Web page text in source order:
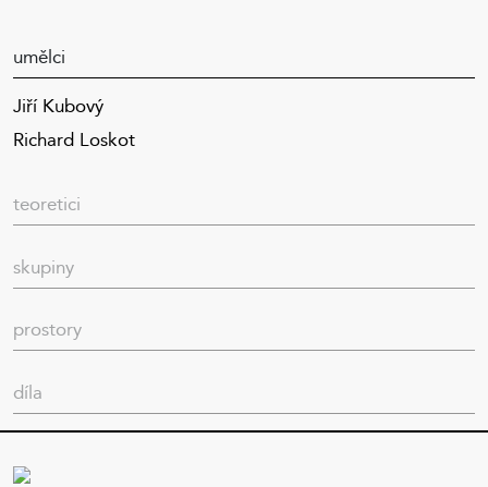
umělci
Jiří Kubový
Richard Loskot
teoretici
skupiny
prostory
díla